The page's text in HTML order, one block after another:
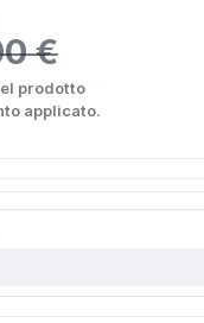
€
prodotto
applicato.